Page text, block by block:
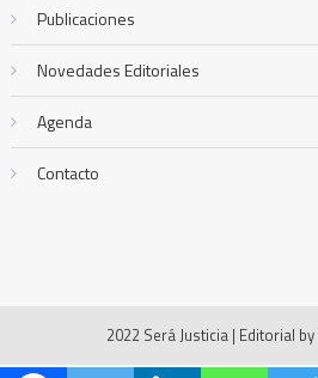
Publicaciones
Novedades Editoriales
Agenda
Contacto
2022 Será Justicia | Editorial by